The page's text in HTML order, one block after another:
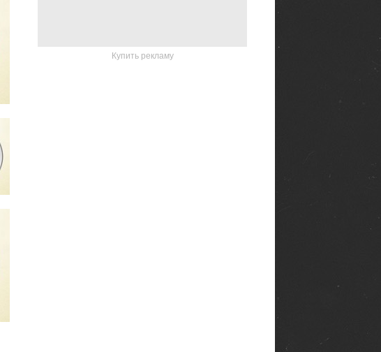
Купить рекламу